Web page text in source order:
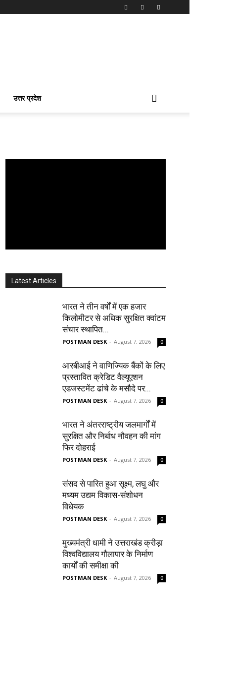
उत्तर प्रदेश
Latest Articles
भारत ने तीन वर्षों में एक हजार
किलोमीटर से अधिक सुरक्षित क्वांटम
संचार स्थापित...
POSTMAN DESK - August 7, 2026 0
आरबीआई ने वाणिज्यिक बैंकों के लिए
प्रस्तावित क्रेडिट वैल्यूएशन
एडजस्टमेंट ढांचे के मसौदे पर...
POSTMAN DESK - August 7, 2026 0
भारत ने अंतरराष्ट्रीय जलमार्गों में
सुरक्षित और निर्बाध नौवहन की मांग
फिर दोहराई
POSTMAN DESK - August 7, 2026 0
संसद से पारित हुआ सूक्ष्म, लघु और
मध्यम उद्यम विकास-संशोधन
विधेयक
POSTMAN DESK - August 7, 2026 0
मुख्यमंत्री धामी ने उत्तराखंड क्रीड़ा
विश्वविद्यालय गौलापार के निर्माण
कार्यों की समीक्षा की
POSTMAN DESK - August 7, 2026 0